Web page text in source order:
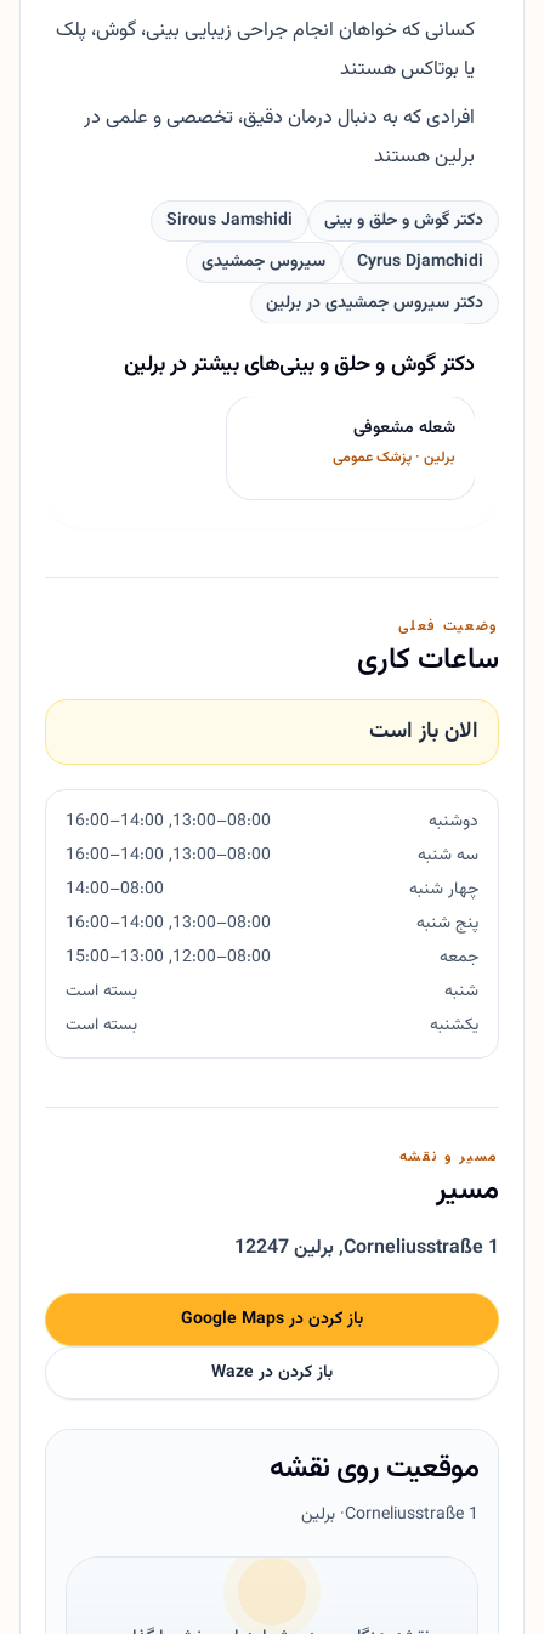
کسانی که خواهان انجام جراحی زیبایی بینی، گوش، پلک
یا بوتاکس هستند
افرادی که به دنبال درمان دقیق، تخصصی و علمی در
برلین هستند
دکتر گوش و حلق و بینی
Sirous Jamshidi
Cyrus Djamchidi
سیروس جمشیدی
دکتر سیروس جمشیدی در برلین
دکتر گوش و حلق و بینی‌های بیشتر در برلین
شعله مشعوفی
برلین · پزشک عمومی
وضعیت فعلی
ساعات کاری
الان باز است
دوشنبه
08:00–13:00, 14:00–16:00
سه شنبه
08:00–13:00, 14:00–16:00
چهار شنبه
08:00–14:00
پنج شنبه
08:00–13:00, 14:00–16:00
جمعه
08:00–12:00, 13:00–15:00
شنبه
بسته است
یکشنبه
بسته است
مسیر و نقشه
مسیر
Corneliusstraße 1
,12247 برلین
باز کردن در Google Maps
باز کردن در Waze
موقعیت روی نقشه
Corneliusstraße 1· برلین